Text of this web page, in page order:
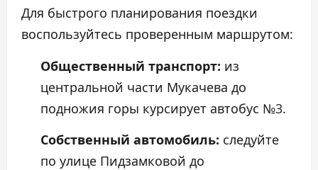
Для быстрого планирования поездки
воспользуйтесь проверенным маршрутом:
Общественный транспорт: из
центральной части Мукачева до
подножия горы курсирует автобус №3.
Собственный автомобиль: следуйте
по улице Пидзамковой до